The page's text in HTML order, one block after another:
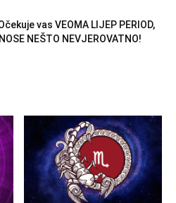
vas VEOMA LIJEP PERIOD,
NEŠTO NEVJEROVATNO!